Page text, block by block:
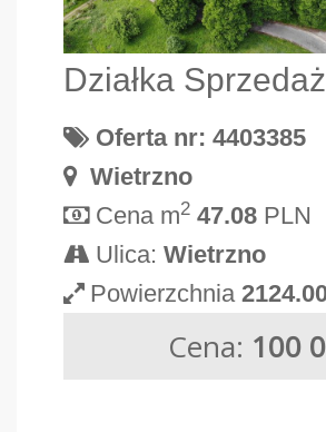
Działka Sprzedaż
Oferta nr: 4403385
Wietrzno
Cena m2 47.08 PLN
Ulica:Wietrzno
Powierzchnia
Cena: 100